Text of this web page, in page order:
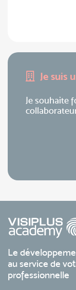
Je suis
Je souhaite
Le
au service de
professionnelle